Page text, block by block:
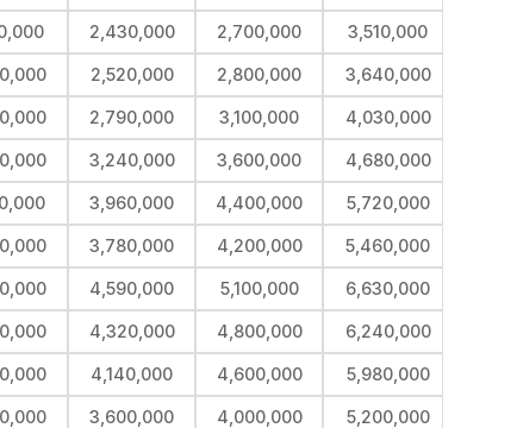
2,430,000 2,700,000 3,510,000
2,520,000 2,800,000 3,640,000
2,790,000 3,100,000 4,030,000
3,240,000 3,600,000 4,680,000
3,960,000 4,400,000 5,720,000
3,780,000 4,200,000 5,460,000
4,590,000 5,100,000 6,630,000
4,320,000 4,800,000 6,240,000
4,140,000 4,600,000 5,980,000
3,600,000 4,000,000 5,200,000